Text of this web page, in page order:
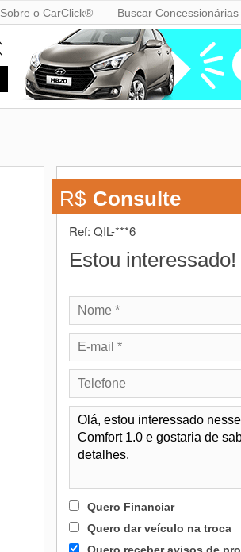
Sobre o CarClick® Buscar Concessionárias
R$ Consulte
Ref: QIL-***6
Estou interessado!
Quero Financiar
Quero dar veículo na troca